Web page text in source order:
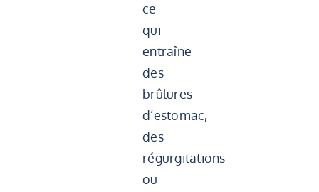
ce
qui
entraîne
des
brûlures
d’estomac,
des
régurgitations
ou